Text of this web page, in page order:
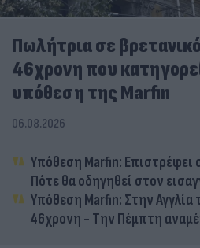
Πωλήτρια σε
46χρονη που
υπόθεση της Marfin
06.08.2026
Υπόθεση Marfin: Επιστρέφει
Πότε θα οδηγηθεί στον
Υπόθεση Marfin: Στην Αγγλία
46χρονη - Την Πέμπτη